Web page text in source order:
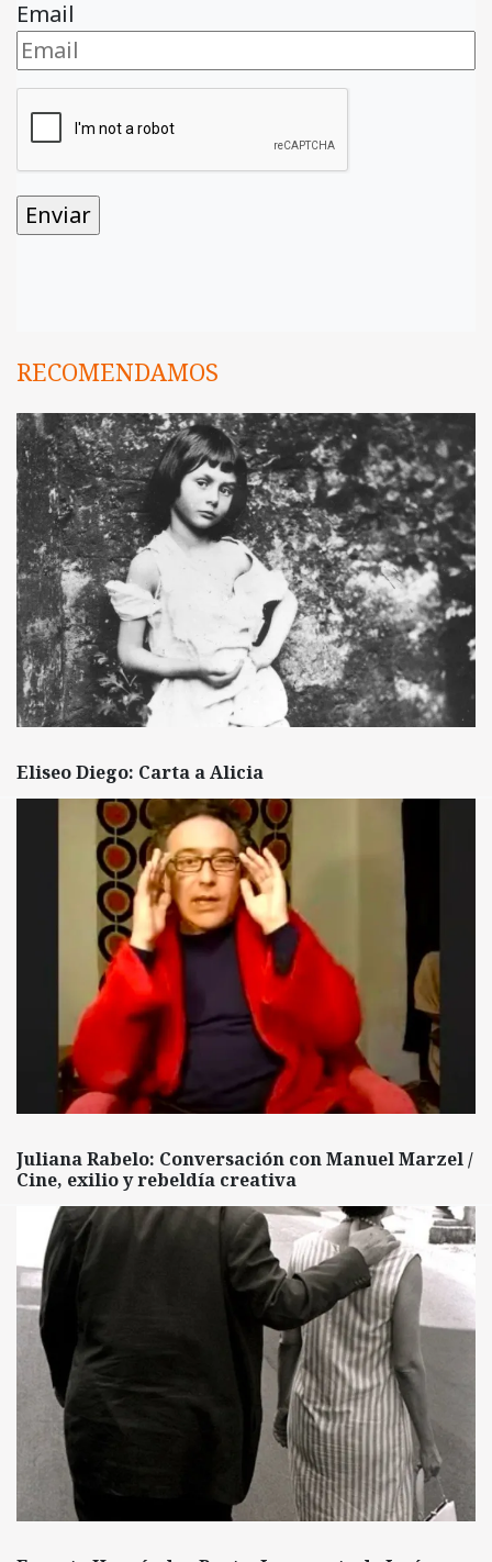
Email
RECOMENDAMOS
Eliseo Diego: Carta a Alicia
Juliana Rabelo: Conversación con Manuel Marzel /
Cine, exilio y rebeldía creativa